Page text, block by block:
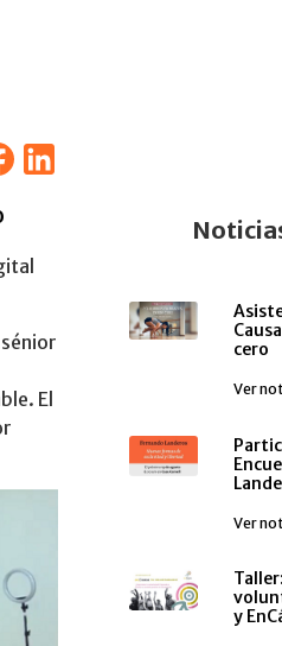
Linkedin
El
cero
Ver
Ver
y